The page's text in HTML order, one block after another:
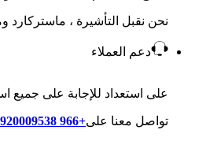
نحن نقبل التأشيرة ، ماستركارد
دعم العملاء
على استعداد للإجابة على جميع
تواصل معنا على+966 920009538